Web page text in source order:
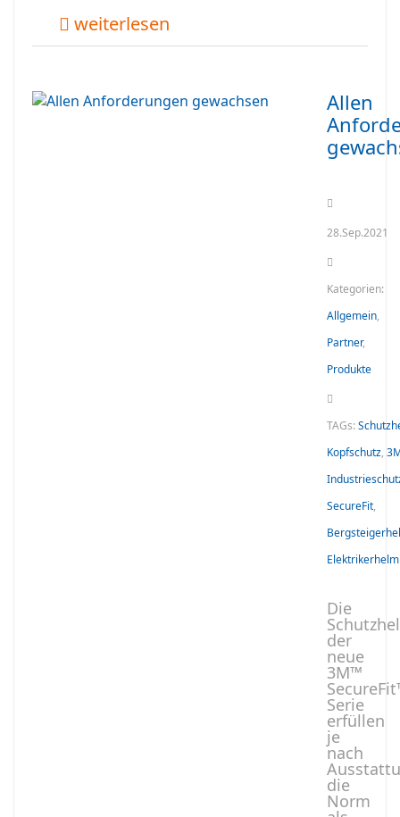
weiterlesen
Allen
28.Sep.2021
Kategorien:
Allgemein,
Partner,
Produkte
TAGs:
Kopfschutz,
SecureFit,
Elektrikerhelm
Die
der
neue
3M™
Serie
erfüllen
je
nach
die
Norm